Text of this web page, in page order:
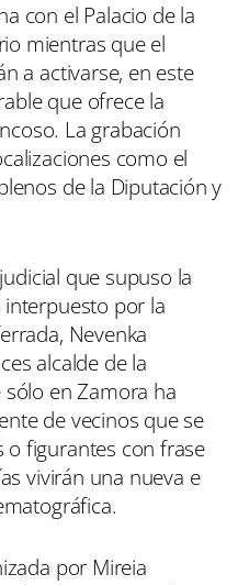
con el Palacio de la
mientras que el
a activarse, en este
que ofrece la
La grabación
como el
de la Diputación y
que supuso la
por la
Nevenka
alcalde de la
en Zamora ha
de vecinos que se
figurantes con frase
vivirán una nueva e
por Mireia